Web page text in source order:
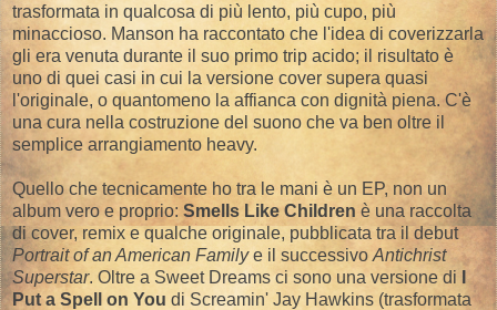
trasformata in qualcosa di più lento, più cupo, più
minaccioso. Manson ha raccontato che l'idea di coverizzarla
gli era venuta durante il suo primo trip acido; il risultato è
uno di quei casi in cui la versione cover supera quasi
l'originale, o quantomeno la affianca con dignità piena. C'è
una cura nella costruzione del suono che va ben oltre il
semplice arrangiamento heavy.
Quello che tecnicamente ho tra le mani è un EP, non un
album vero e proprio: Smells Like Children è una raccolta
di cover, remix e qualche originale, pubblicata tra il debut
Portrait of an American Familye il successivo Antichrist
Superstar. Oltre a Sweet Dreams ci sono una versione di
Put a Spell on You di Screamin' Jay Hawkins (trasformata